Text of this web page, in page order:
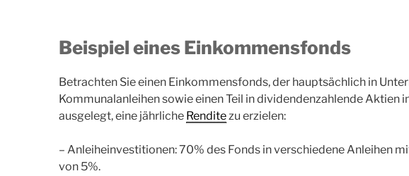
Beispiel eines Einkommensfonds
Betrachten Sie einen Einkommensfonds, der hauptsächlich in
Kommunalanleihen sowie einen Teil in dividendenzahlende Aktien
ausgelegt, eine jährliche Renditezu erzielen:
– Anleiheinvestitionen: 70% des Fonds in verschiedene Anleihen
von 5%.